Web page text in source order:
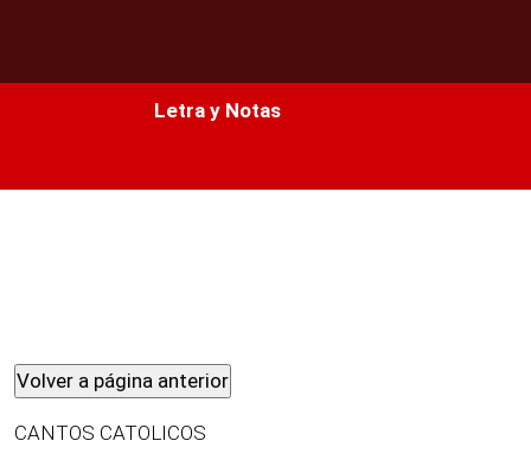
Letra y Notas
Diversión
Oratorio
Libros
CANTOS CATOLICOS